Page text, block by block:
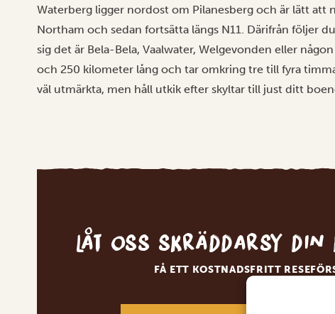
Waterberg ligger nordost om Pilanesberg och är lätt att
Northam och sedan fortsätta längs N11. Därifrån följer
sig det är Bela-Bela, Vaalwater, Welgevonden eller
och 250 kilometer lång och tar omkring tre till fyra
väl utmärkta, men håll utkik efter skyltar till just ditt
Låt oss skräddarsy din
FÅ ETT KOSTNADSFRITT